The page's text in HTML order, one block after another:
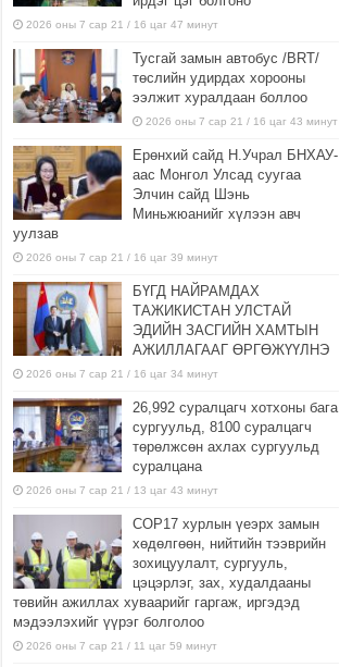
2026 оны 7 сар 21 / 16 цаг 47 минут
Тусгай замын автобус /BRT/
төслийн удирдах хорооны
ээлжит хуралдаан боллоо
2026 оны 7 сар 21 / 16 цаг 43 минут
Ерөнхий сайд Н.Учрал БНХАУ-
аас Монгол Улсад суугаа
Элчин сайд Шэнь
Миньжюанийг хүлээн авч
уулзав
2026 оны 7 сар 21 / 16 цаг 39 минут
БҮГД НАЙРАМДАХ
ТАЖИКИСТАН УЛСТАЙ
ЭДИЙН ЗАСГИЙН ХАМТЫН
АЖИЛЛАГААГ ӨРГӨЖҮҮЛНЭ
2026 оны 7 сар 21 / 16 цаг 34 минут
26,992 суралцагч хотхоны бага
сургуульд, 8100 суралцагч
төрөлжсөн ахлах сургуульд
суралцана
2026 оны 7 сар 21 / 13 цаг 43 минут
COP17 хурлын үеэрх замын
хөдөлгөөн, нийтийн тээврийн
зохицуулалт, сургууль,
цэцэрлэг, зах, худалдааны
төвийн ажиллах хуваарийг гаргаж, иргэдэд
мэдээлэхийг үүрэг болголоо
2026 оны 7 сар 21 / 11 цаг 59 минут